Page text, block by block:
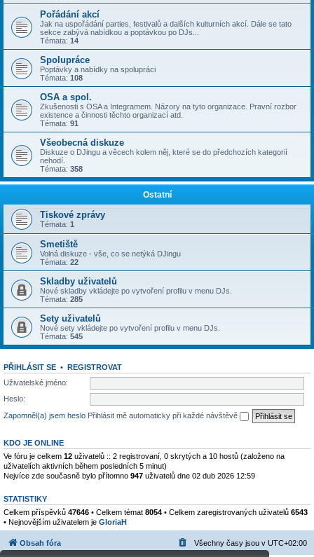
Pořádání akcí
Jak na uspořádání parties, festivalů a dalších kulturních akcí. Dále se tato
sekce zabývá nabídkou a poptávkou po DJs...
Témata: 14
Spolupráce
Poptávky a nabídky na spolupráci
Témata: 108
OSA a spol.
Zkušenosti s OSA a Integramem. Názory na tyto organizace. Pravní rozbor
existence a činnosti těchto organizací atd.
Témata: 91
Všeobecná diskuze
Diskuze o DJingu a věcech kolem něj, které se do předchozích kategorií
nehodí.
Témata: 358
Ostatní
Tiskové zprávy
Témata: 1
Smetiště
Volná diskuze - vše, co se netýká DJingu
Témata: 22
Skladby uživatelů
Nové skladby vkládejte po vytvoření profilu v menu DJs.
Témata: 285
Sety uživatelů
Nové sety vkládejte po vytvoření profilu v menu DJs.
Témata: 545
PŘIHLÁSIT SE • REGISTROVAT
Uživatelské jméno:
Heslo:
Zapomněl(a) jsem heslo Přihlásit mě automaticky při každé návštěvě
KDO JE ONLINE
Ve fóru je celkem 12 uživatelů :: 2 registrovaní, 0 skrytých a 10 hostů (založeno na
uživatelích aktivních během posledních 5 minut)
Nejvíce zde současně bylo přítomno 947 uživatelů dne 02 dub 2026 12:59
STATISTIKY
Celkem příspěvků 47646 • Celkem témat 8054 • Celkem zaregistrovaných uživatelů 6543
• Nejnovějším uživatelem je GloriaH
Obsah fóra Všechny časy jsou v UTC+02:00